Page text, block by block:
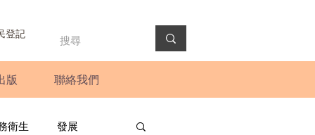
登記
版 聯絡我們
衛生 發展